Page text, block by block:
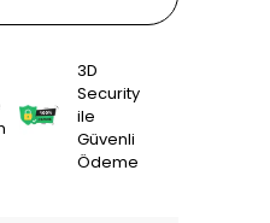
3D
Security
ile
Güvenli
Ödeme